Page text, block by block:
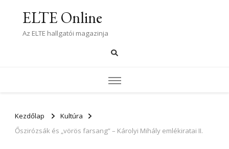
ELTE Online
Az ELTE hallgatói magazinja
Kezdőlap
Kultúra
Őszirózsák és „vörös farsang” – Károlyi Mihály emlékiratai II.